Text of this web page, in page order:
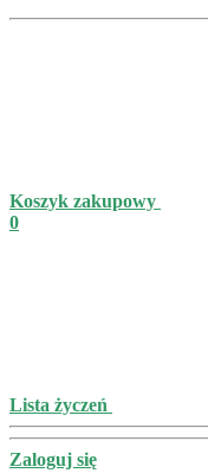
Koszyk zakupowy
0
Lista życzeń
Zaloguj się